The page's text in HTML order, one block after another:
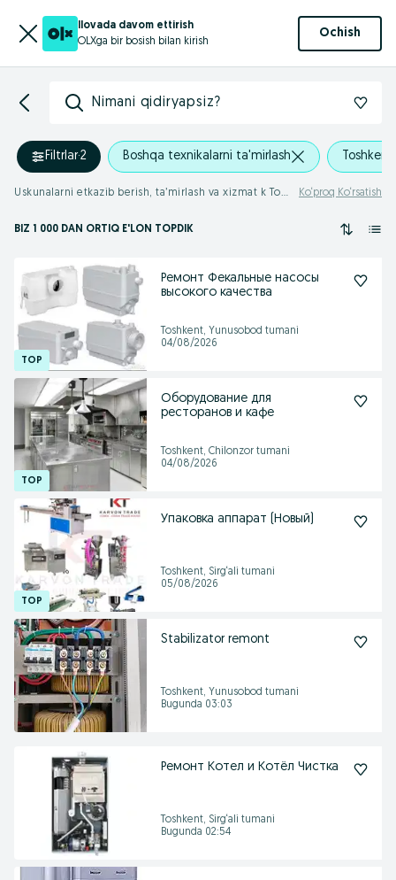
Ilovada davom ettirish
OLXga bir bosish bilan kirish
Ochish
Nimani qidiryapsiz?
Filtrlar·2 Boshqa texnikalarni ta'mirlash
Uskunalarni etkazib berish, ta’mirlash va xizmat k Toshkent viloyati Ko‘proq Ko‘rsatish
BIZ 1 000 DAN ORTIQ E'LON TOPDIK
Ремонт Фекальные насосы
высокого качества
Toshkent, Yunusobod tumani
04/08/2026
Оборудование для
ресторанов и кафе
Toshkent, Chilonzor tumani
04/08/2026
Упаковка аппарат (Новый)
Toshkent, Sirg‘ali tumani
05/08/2026
Stabilizator remont
Toshkent, Yunusobod tumani
Bugunda 03:03
Ремонт Котел и Котёл Чистка
Toshkent, Sirg‘ali tumani
Bugunda 02:54